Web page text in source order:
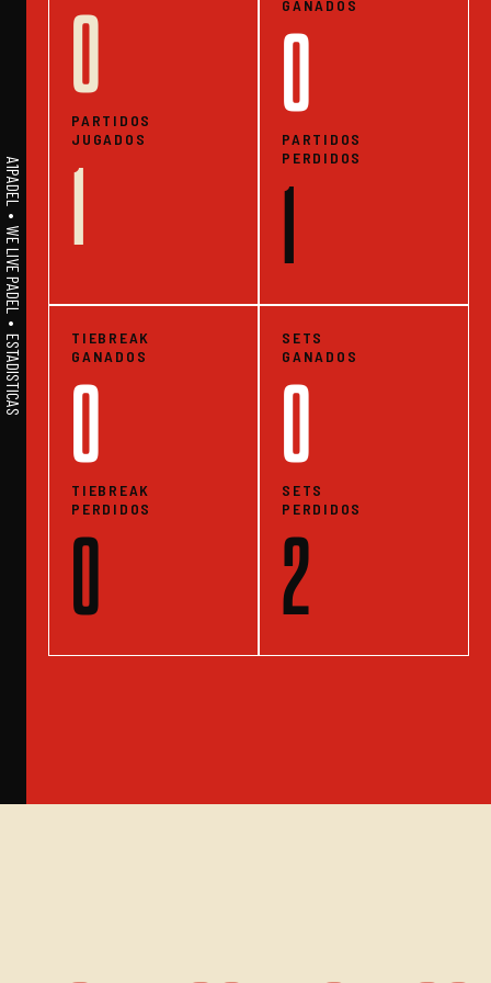
A1PADEL • WE LIVE PADEL • ESTADISTICAS
0
PARTIDOS
JUGADOS
1
GANADOS
0
PARTIDOS
PERDIDOS
1
TIEBREAK
GANADOS
0
TIEBREAK
PERDIDOS
0
SETS
GANADOS
0
SETS
PERDIDOS
2